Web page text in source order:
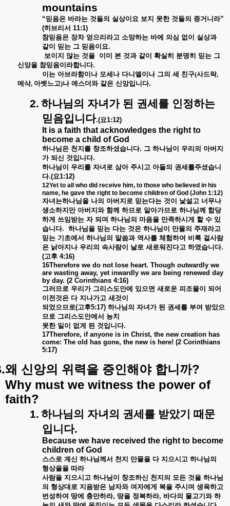
mountains
“믿음은 바라는 것들의 실상이요 보지 못한 것들의 증거니라”
(히브리서 11:1)
참믿음은 장차 얻으리라고 소망하는 바에 의심 없이 실상과
같이
믿는 그 믿음이요.
보이지 않는 것을 이미 본 것과 같이 확실히 분명히 믿는 그
신앙을 참믿음이라합니다.
이는 아브라함이나 모세나 다니엘이나 그의 세 친구(사드락,
메삭, 아벳느고)나 에스더와 같은 신앙입니다.
2. 하나님의 자녀가 된 권세를 인정하는
믿음입니다.(요1:12)
It is a faith that acknowledges the right to
become a child of God
하나님은 천지를 창조하셨습니다. 그 하나님이 우리의 아버지
가 되신 것입니다.
하나님이
우리를 자녀로 삼아 주시고 아들의 권세를주셨습니
다.(요1:12)
12Yet to all who did receive him, to those who believed in his
name, he gave the right to become children of God (John 1:12)
자녀는하나님을 나의 아버지로 믿는다는 것이 낯설고 너무나
생소하지만 아버지와 함께 하므로 알아가므로 하나님께 합당
하게 쓰임받는 자 되며 하나님의 마음을 만족하시게 할 수 있
습니다. 하나님을 믿는 다는 것은 하나님이 만물의 주재라고
믿는 기초에서 하나님의 말씀과 역사를 체험하여 비록 겉사람
은 낡아지나 우리의 속사람이 날로 새로워진다고 하였습니다.
(고후 4:16)
16Therefore we do not lose heart. Though outwardly we
are wasting away, yet inwardly we are being renewed day
by day. (2 Corinthians 4:16)
그러므로 우리가 그리스도안에 있으면 새로운 피조물이
되어
이전것은 다 지나가고 새것이
되었으므로(고후5:17) 하나님의 자녀가 된 권세를 부여 받았으
므로 그리스도안에서 능치
못한 일이 없게 된 것입니다.
17Therefore, if anyone is in Christ, the new creation has
come: The old has gone, the new is here! (2 Corinthians
5:17)
왜 신앙의 위력을 증인해야 합니까?
Why must we witness the power of
faith?
1. 하나님의 자녀의 권세를 받았기
때문
입니다.
Because we have received the right to become
children of God
스스로 계신 하나님께서 천지 만물을 다 지으시고 하나님의
형상을을 따라
사람을 지으시고 하나님이 창조하신 천지의 모든 것을 하나님
의 형상대로 지음받은 남자와 여자에게 복을 주시며 생육하고
번성하여 땅에 충만하라, 땅을 정복하라, 바다의 물고기와 하